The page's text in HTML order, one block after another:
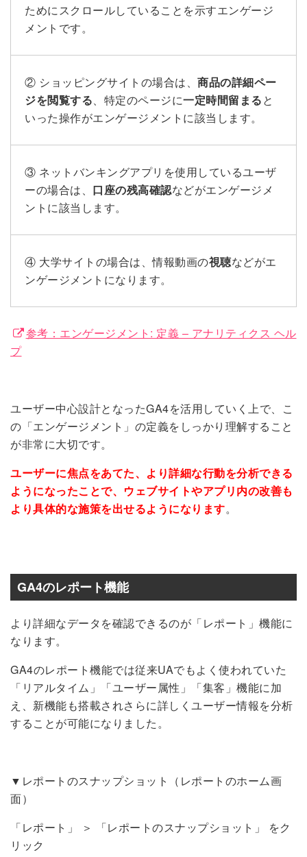
ためにスクロールしていることを示すエンゲージ
メントです。
② ショッピングサイトの場合は、 商品の詳細ペー
ジを閲覧する、特定のページに一定時間留まると
いった操作がエンゲージメントに該当します。
③ ネットバンキングアプリを使用しているユーザ
ーの場合は、 口座の残高確認などがエンゲージメ
ントに該当します。
④ 大学サイトの場合は、情報動画の視聴などがエ
ンゲージメントになります。
参考：エンゲージメント: 定義 – アナリティクス ヘル
プ
ユーザー中心設計となったGA4を活用していく上で、こ
の「エンゲージメント」の定義をしっかり理解すること
が非常に大切です。
ユーザーに焦点をあてた、より詳細な行動を分析できる
ようになったことで、ウェブサイトやアプリ内の改善も
より具体的な施策を出せるようになります。
GA4のレポート機能
より詳細なデータを確認できるのが「レポート」機能に
なります。
GA4のレポート機能では従来UAでもよく使われていた
「リアルタイム」「ユーザー属性」「集客」機能に加
え、新機能も搭載されさらに詳しくユーザー情報を分析
することが可能になりました。
▼レポートのスナップショット（レポートのホーム画
面）
「レポート」 ＞ 「レポートのスナップショット」 をク
リック